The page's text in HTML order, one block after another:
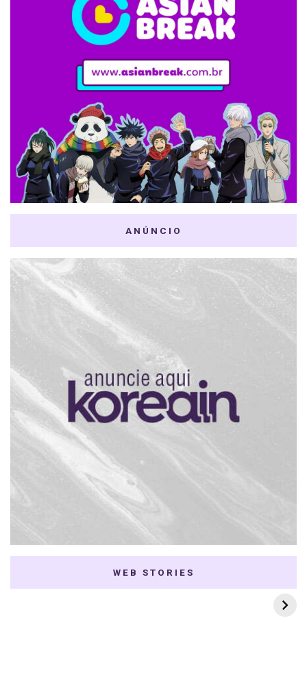
ANÚNCIO
WEB STORIES
7 K-dramas Enemies
to Lovers
Thai Dramas com
First e Khaotung